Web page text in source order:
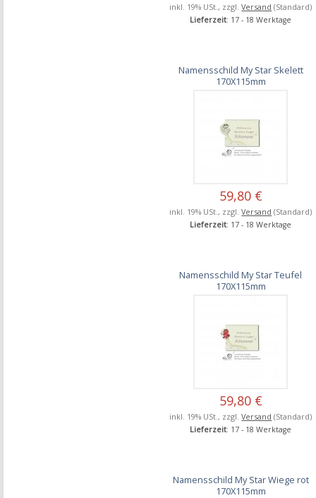
inkl. 19% USt., zzgl.Versand (Standard)
Lieferzeit: 17 - 18 Werktage
Namensschild My Star Skelett
170X115mm
59,80 €
inkl. 19% USt., zzgl.Versand (Standard)
Lieferzeit: 17 - 18 Werktage
Namensschild My Star Teufel
170X115mm
59,80 €
inkl. 19% USt., zzgl.Versand (Standard)
Lieferzeit: 17 - 18 Werktage
Namensschild My Star Wiege rot
170X115mm